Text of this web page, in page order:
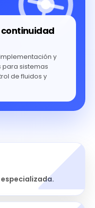
y
sistemas
de fluidos y